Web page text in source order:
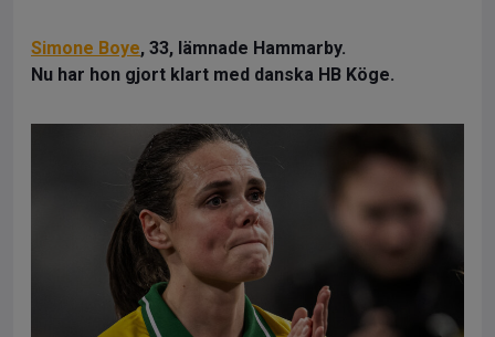
Simone Boye, 33, lämnade Hammarby.
Nu har hon gjort klart med danska HB Köge.